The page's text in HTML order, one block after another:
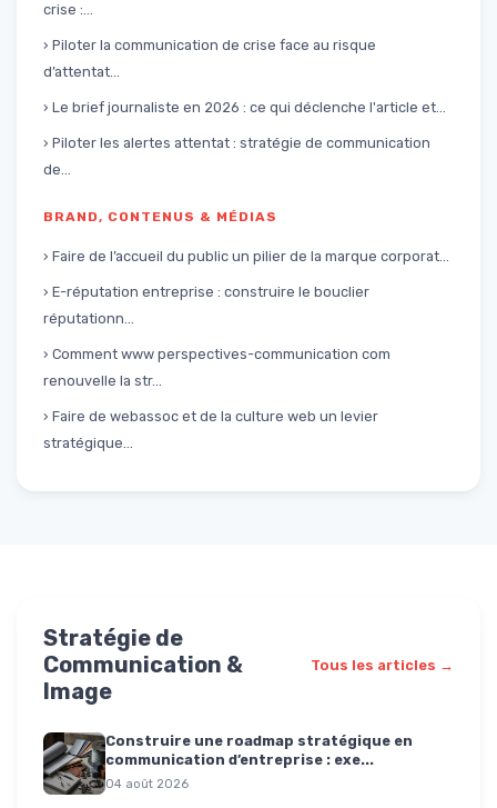
crise :...
› Piloter la communication de crise face au risque
d’attentat...
› Le brief journaliste en 2026 : ce qui déclenche l'article et...
› Piloter les alertes attentat : stratégie de communication
de...
BRAND, CONTENUS & MÉDIAS
› Faire de l’accueil du public un pilier de la marque corporat...
› E-réputation entreprise : construire le bouclier
réputationn...
› Comment www perspectives-communication com
renouvelle la str...
› Faire de webassoc et de la culture web un levier
stratégique...
Stratégie de
Communication &
Image
Tous les articles →
Construire une roadmap stratégique en
communication d’entreprise : exe...
04 août 2026